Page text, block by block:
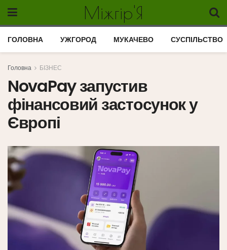
Міжгір'Я
ГОЛОВНА УЖГОРОД МУКАЧЕВО СУСПІЛЬСТВО
Головна БІЗНЕС
NovaPay запустив
фінансовий застосунок у
Європі